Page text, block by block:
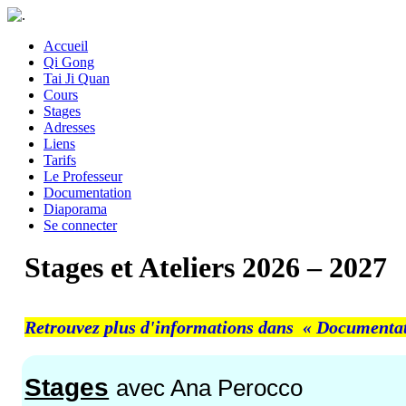
Accueil
Qi Gong
Tai Ji Quan
Cours
Stages
Adresses
Liens
Tarifs
Le Professeur
Documentation
Diaporama
Se connecter
Stages et Ateliers 2026 – 2027
Retrouvez plus d'informations dans «
Stages avec Ana Perocco